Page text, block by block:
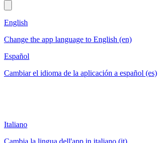
English
Change the app language to English (en)
Español
Cambiar el idioma de la aplicación a español (es)
Italiano